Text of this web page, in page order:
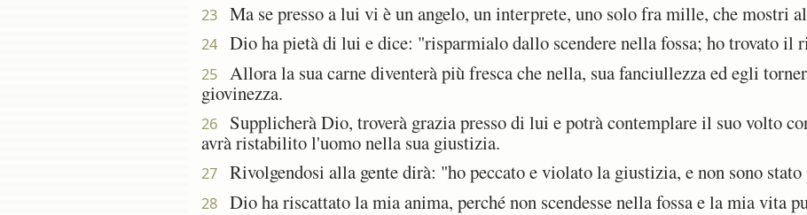
23 Ma se presso a lui vi è un angelo, un interprete, uno solo fra mille, che mostri
24 Dio ha pietà di lui e dice: "risparmialo dallo scendere nella fossa; ho trovato il
25
Allora la sua carne diventerà più fresca che nella, sua fanciullezza ed egli
giovinezza.
26
Supplicherà Dio, troverà grazia presso di lui e potrà contemplare il suo volto
avrà ristabilito l'uomo nella sua giustizia.
27 Rivolgendosi alla gente dirà: "ho peccato e violato la giustizia, e non sono
28 Dio ha riscattato la mia anima, perché non scendesse nella fossa e la mia vita